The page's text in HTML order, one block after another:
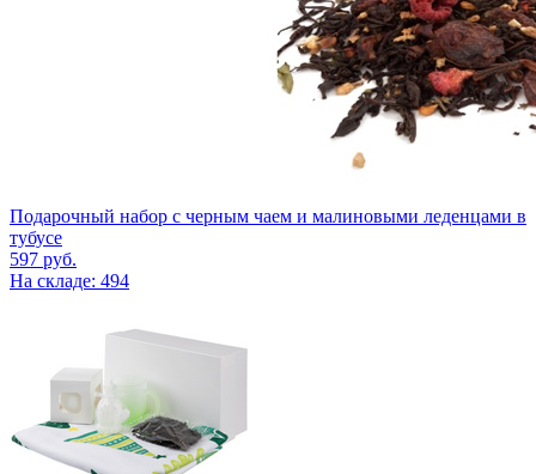
Подарочный набор с черным чаем и малиновыми леденцами в
тубусе
597 руб.
На складе: 494